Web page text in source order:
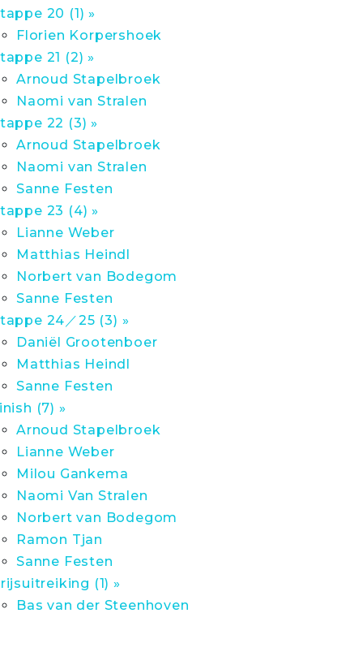
20 (1) »
Florien Korpershoek
21 (2) »
Arnoud Stapelbroek
Naomi van Stralen
22 (3) »
Arnoud Stapelbroek
Naomi van Stralen
Sanne Festen
23 (4) »
Lianne Weber
Matthias Heindl
Norbert van Bodegom
Sanne Festen
24／25 (3) »
Daniël Grootenboer
Matthias Heindl
Sanne Festen
(7) »
Arnoud Stapelbroek
Lianne Weber
Milou Gankema
Naomi Van Stralen
Norbert van Bodegom
Ramon Tjan
Sanne Festen
(1) »
Bas van der Steenhoven